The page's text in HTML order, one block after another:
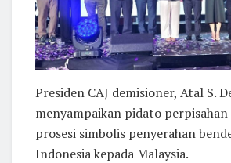
Presiden CAJ demisioner, Atal S.
menyampaikan pidato perpisahan
prosesi simbolis penyerahan
Indonesia kepada Malaysia.